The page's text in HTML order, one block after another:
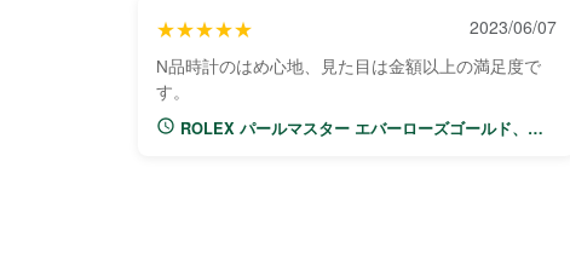
★★★★★
2023/06/07
N品時計のはめ心地、見た目は金額以上の満足度で
す。
ROLEX パールマスター エバーローズゴールド、ダ